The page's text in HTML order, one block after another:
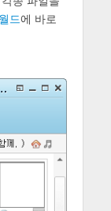
드에 바로